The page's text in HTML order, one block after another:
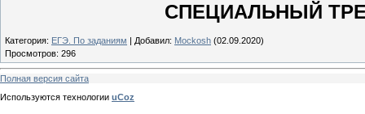
СПЕЦИАЛЬНЫЙ
Категория: ЕГЭ. По заданиям Добавил: Mockosh (02.09.2020)
Просмотров: 296
Полная версия сайта
Используются технологии uCoz